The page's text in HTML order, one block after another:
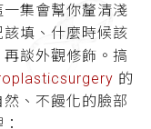
集會幫你釐清淺
填、什麼時候該
談外觀修飾。搞
的
、不饅化的臉部